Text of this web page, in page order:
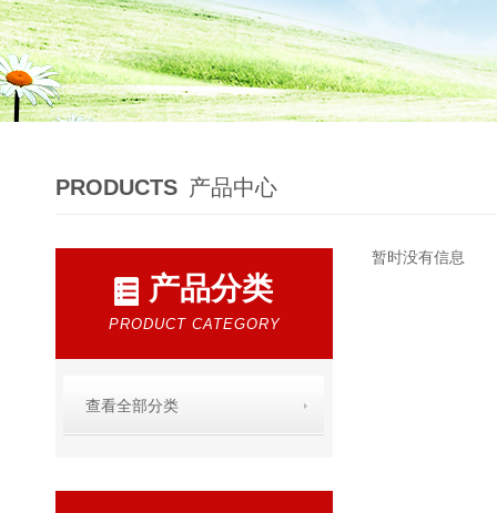
PRODUCTS 产品中心
产品分类
PRODUCT CATEGORY
查看全部分类
暂时没有信息